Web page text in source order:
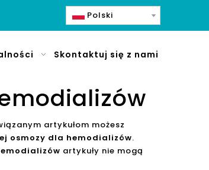
Polski
Skontaktuj się z nami
artykułom możesz
osmozy dla hemodializów.
artykuły nie mogą